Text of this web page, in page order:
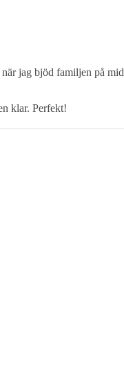
jag bjöd familjen på
klar. Perfekt!